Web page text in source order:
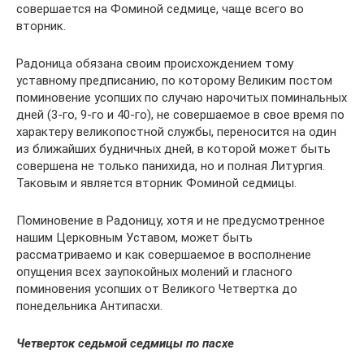
совершается на Фоминой седмице, чаще всего во
вторник.
Радоница обязана своим происхождением тому
уставному предписанию, по которому Великим постом
поминовение усопших по случаю нарочитых поминальных
дней (3-го, 9-го и 40-го), не совершаемое в свое время по
характеру великопостной службы, переносится на один
из ближайших будничных дней, в которой может быть
совершена не только панихида, но и полная Литургия.
Таковым и является вторник Фоминой седмицы.
Поминовение в Радоницу, хотя и не предусмотренное
нашим Церковным Уставом, может быть
рассматриваемо и как совершаемое в восполнение
опущения всех заупокойных молений и гласного
поминовения усопших от Великого Четвертка до
понедельника Антипасхи.
Четверток седьмой седмицы по пасхе